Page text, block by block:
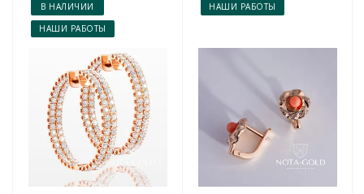
В НАЛИЧИИ
НАШИ РАБОТЫ
НАШИ РАБОТЫ